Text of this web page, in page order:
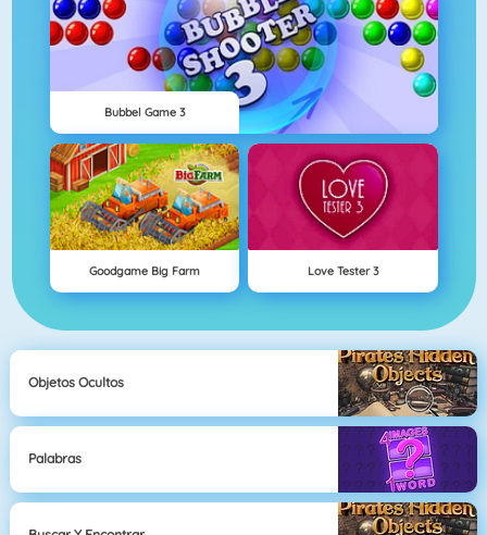
Bubbel Game 3
Goodgame Big Farm Love Tester 3
Objetos Ocultos
Palabras